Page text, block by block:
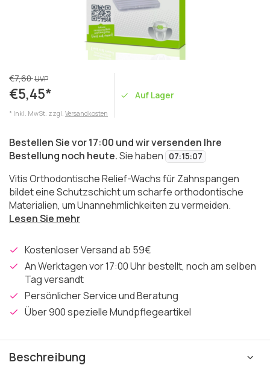
€7,60UVP
€5,45*
* Inkl. MwSt. zzgl. Versandkosten
Auf Lager
Bestellen Sie vor 17:00 und wir versenden Ihre
Bestellung noch heute.Sie haben 07:15:07
Vitis Orthodontische Relief-Wachs für Zahnspangen
bildet eine Schutzschicht um scharfe orthodontische
Materialien, um Unannehmlichkeiten zu vermeiden.
Lesen Sie mehr
Kostenloser Versand ab 59€
An Werktagen vor 17:00 Uhr bestellt, noch am selben
Tag versandt
Persönlicher Service und Beratung
Über 900 spezielle Mundpflegeartikel
Beschreibung